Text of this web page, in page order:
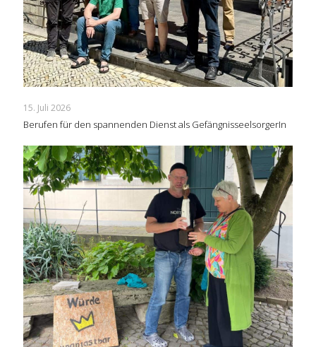
15. Juli 2026
Berufen für den spannenden Dienst als GefängnisseelsorgerIn